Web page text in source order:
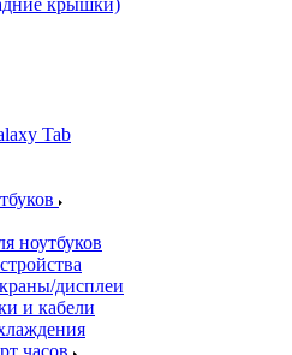
крышки)
Tab
ноутбуков
дисплеи
и кабели
часов